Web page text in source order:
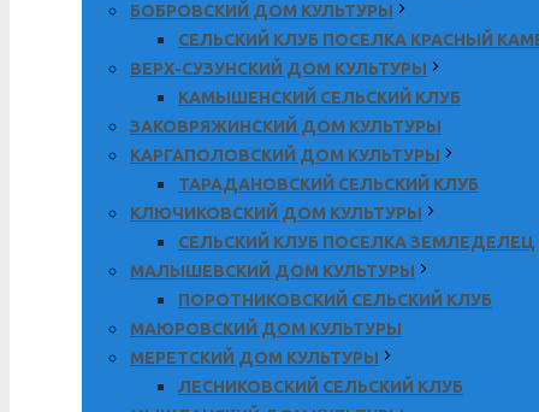
БОБРОВСКИЙ ДОМ КУЛЬТУРЫ
СЕЛЬСКИЙ КЛУБ ПОСЕЛКА КРАСНЫЙ
ВЕРХ-СУЗУНСКИЙ ДОМ КУЛЬТУРЫ
КАМЫШЕНСКИЙ СЕЛЬСКИЙ КЛУБ
ЗАКОВРЯЖИНСКИЙ ДОМ КУЛЬТУРЫ
КАРГАПОЛОВСКИЙ ДОМ КУЛЬТУРЫ
ТАРАДАНОВСКИЙ СЕЛЬСКИЙ КЛУБ
КЛЮЧИКОВСКИЙ ДОМ КУЛЬТУРЫ
СЕЛЬСКИЙ КЛУБ ПОСЕЛКА ЗЕМЛЕДЕЛЕЦ
МАЛЫШЕВСКИЙ ДОМ КУЛЬТУРЫ
ПОРОТНИКОВСКИЙ СЕЛЬСКИЙ КЛУБ
МАЮРОВСКИЙ ДОМ КУЛЬТУРЫ
МЕРЕТСКИЙ ДОМ КУЛЬТУРЫ
ЛЕСНИКОВСКИЙ СЕЛЬСКИЙ КЛУБ